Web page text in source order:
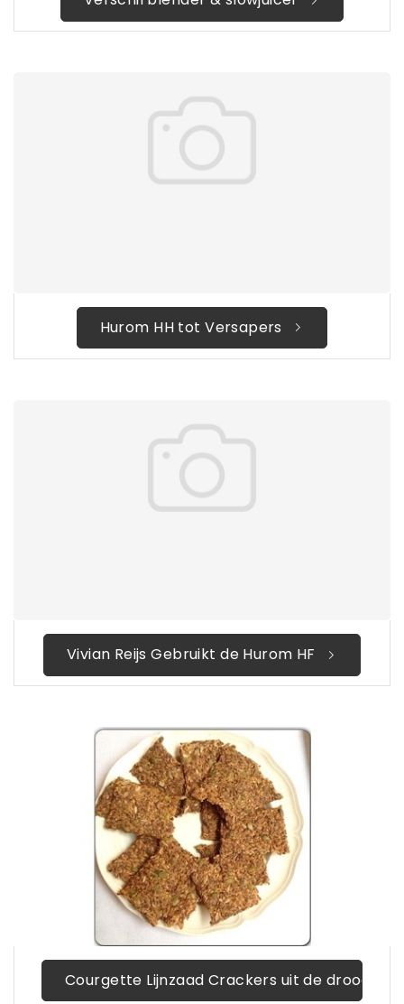
Hurom HH tot Versapers
Vivian Reijs Gebruikt de Hurom HF
Courgette Lijnzaad Crackers uit de